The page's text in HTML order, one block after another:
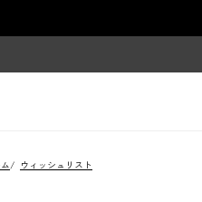
/ ウィッシュリスト